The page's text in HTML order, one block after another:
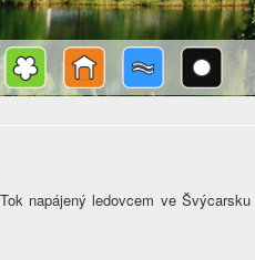
napájený ledovcem ve